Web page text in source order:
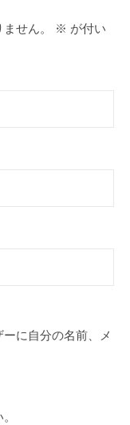
せん。 ※ が付い
に自分の名前、メ